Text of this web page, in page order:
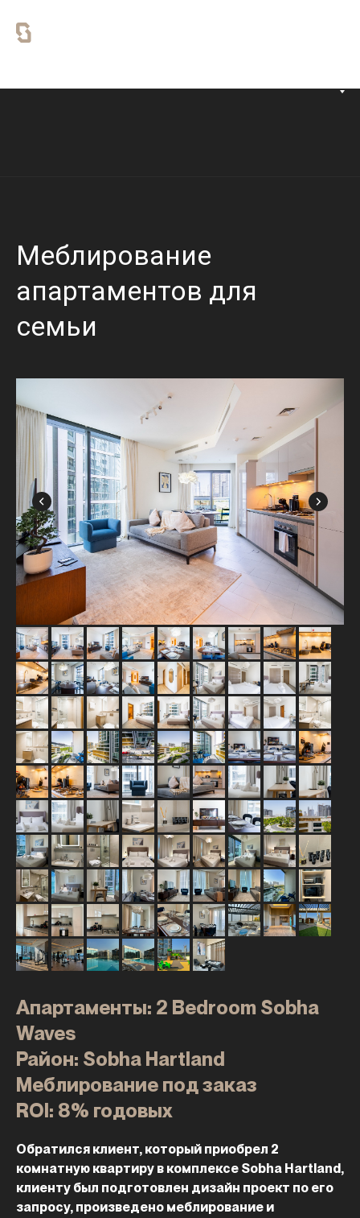
Меблирование
апартаментов для
семьи
Апартаменты: 2 Bedroom Sobha
Waves
Район: Sobha Hartland
Меблирование под заказ
ROI: 8% годовых
Обратился клиент, который приобрел 2
комнатную квартиру в комплексе Sobha Hartland,
клиенту был подготовлен дизайн проект по его
запросу, произведено меблирование и